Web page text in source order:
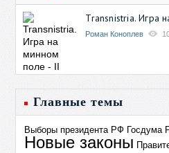
Transnistria. Игра
Роман Коноплев
Главные темы
Выборы президента РФ Госдума
Новые законы